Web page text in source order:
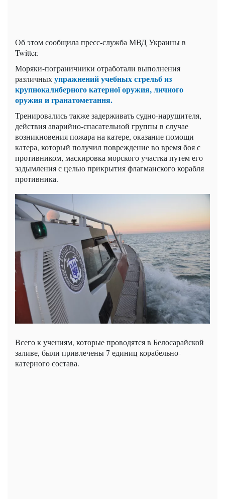
Об этом сообщила пресс-служба МВД Украины в
Twitter.
Моряки-пограничники отработали выполнения
различныхупражнений учебных стрельб из
крупнокалиберного катерної оружия, личного
оружия и гранатометання.
Тренировались также задерживать судно-нарушителя,
действия аварийно-спасательной группы в случае
возникновения пожара на катере, оказание помощи
катера, который получил повреждение во время боя с
противником, маскировка морского участка путем его
задымления с целью прикрытия флагманского корабля
противника.
Всего к учениям, которые проводятся в Белосарайской
заливе, были привлечены 7 единиц корабельно-
катерного состава.